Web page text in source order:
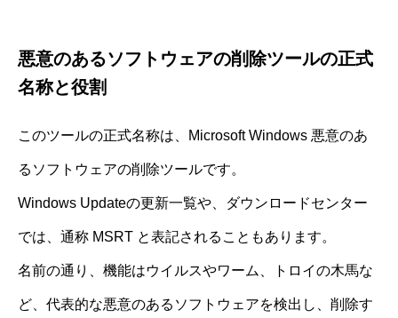
悪意のあるソフトウェアの削除ツールの正式
名称と役割
このツールの正式名称は、Microsoft Windows 悪意のあ
るソフトウェアの削除ツールです。
Windows Updateの更新一覧や、ダウンロードセンター
では、通称 MSRT と表記されることもあります。
名前の通り、機能はウイルスやワーム、トロイの木馬な
ど、代表的な悪意のあるソフトウェアを検出し、削除す